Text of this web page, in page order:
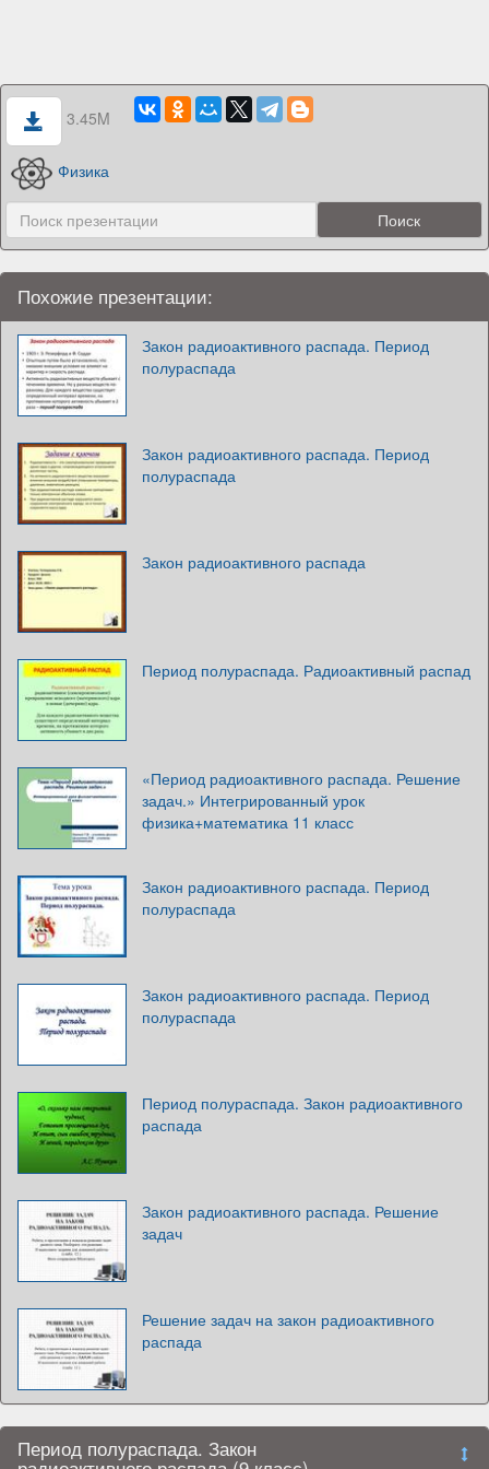
3.45M
Физика
Похожие презентации:
Закон радиоактивного распада. Период
полураспада
Закон радиоактивного распада. Период
полураспада
Закон радиоактивного распада
Период полураспада. Радиоактивный распад
«Период радиоактивного распада. Решение
задач.» Интегрированный урок
физика+математика 11 класс
Закон радиоактивного распада. Период
полураспада
Закон радиоактивного распада. Период
полураспада
Период полураспада. Закон радиоактивного
распада
Закон радиоактивного распада. Решение
задач
Решение задач на закон радиоактивного
распада
Период полураспада. Закон